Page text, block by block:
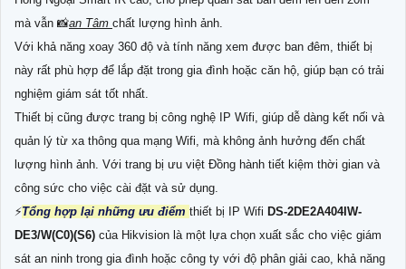
mà vẫn 📸an Tâm chất lượng hình ảnh.
Với khả năng xoay 360 độ và tính năng xem được ban đêm, thiết bị
này rất phù hợp để lắp đặt trong gia đình hoặc căn hộ, giúp bạn có trải
nghiệm giám sát tốt nhất.
Thiết bị cũng được trang bị công nghệ IP Wifi, giúp dễ dàng kết nối và
quản lý từ xa thông qua mạng Wifi, mà không ảnh hưởng đến chất
lượng hình ảnh. Với trang bị ưu việt Đồng hành tiết kiệm thời gian và
công sức cho việc cài đặt và sử dụng.
️⚡Tổng hợp lại những ưu điểm thiết bị IP Wifi DS-2DE2A404IW-
DE3/W(C0)(S6) của Hikvision là một lựa chọn xuất sắc cho việc giám
sát an ninh trong gia đình hoặc công ty với độ phân giải cao, khả năng